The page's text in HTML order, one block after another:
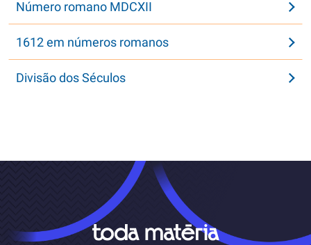
Número romano MDCXII
1612 em números romanos
Divisão dos Séculos